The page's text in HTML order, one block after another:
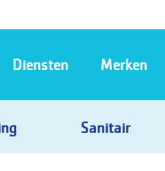
Sanitair
Diensten Merken